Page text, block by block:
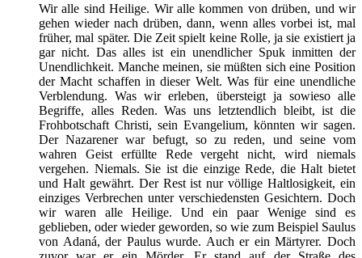
Wir alle sind Heilige. Wir alle kommen von drüben, und wir
gehen wieder nach drüben, dann, wenn alles vorbei ist, mal
früher, mal später. Die Zeit spielt keine Rolle, ja sie existiert ja
gar nicht. Das alles ist ein unendlicher Spuk inmitten der
Unendlichkeit. Manche meinen, sie müßten sich eine Position
der Macht schaffen in dieser Welt. Was für eine unendliche
Verblendung. Was wir erleben, übersteigt ja sowieso alle
Begriffe, alles Reden. Was uns letztendlich bleibt, ist die
Frohbotschaft Christi, sein Evangelium, könnten wir sagen.
Der Nazarener war befugt, so zu reden, und seine vom
wahren Geist erfüllte Rede vergeht nicht, wird niemals
vergehen. Niemals. Sie ist die einzige Rede, die Halt bietet
und Halt gewährt. Der Rest ist nur völlige Haltlosigkeit, ein
einziges Verbrechen unter verschiedensten Gesichtern. Doch
wir waren alle Heilige. Und ein paar Wenige sind es
geblieben, oder wieder geworden, so wie zum Beispiel Saulus
von Adaná, der Paulus wurde. Auch er ein Märtyrer. Doch